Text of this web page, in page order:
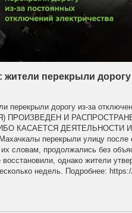
жители перекрыли
перекрыли дорогу из-за
ПРОИЗВЕДЕН И
КАСАЕТСЯ ДЕЯТЕЛЬНОСТИ
перекрыли улицу после
словам, продолжались без
восстановили, однако жители
недель. Подробнее: